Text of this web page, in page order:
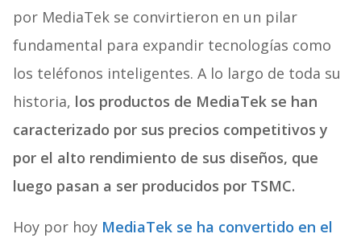
por MediaTek se convirtieron en un pilar
fundamental para expandir tecnologías como
los teléfonos inteligentes. A lo largo de toda su
historia, los productos de MediaTek se han
caracterizado por sus precios competitivos y
por el alto rendimiento de sus diseños, que
luego pasan a ser producidos por TSMC.
Hoy por hoy MediaTek se ha convertido en el